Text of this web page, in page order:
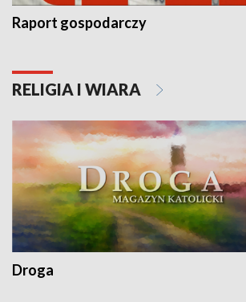
Raport gospodarczy
RELIGIA I WIARA
Droga